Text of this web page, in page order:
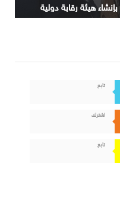
تابع
اشترك
تابع